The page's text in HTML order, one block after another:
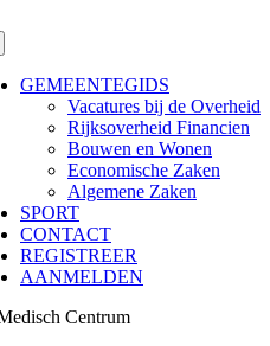
GEMEENTEGIDS
Vacatures bij de Overheid
Rijksoverheid Financien
Bouwen en Wonen
Economische Zaken
Algemene Zaken
SPORT
CONTACT
REGISTREER
AANMELDEN